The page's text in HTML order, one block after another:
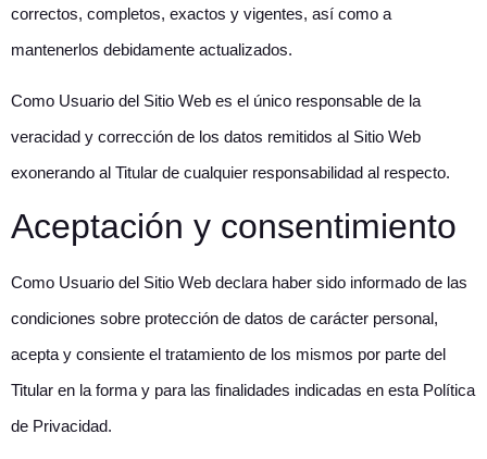
correctos, completos, exactos y vigentes, así como a
mantenerlos debidamente actualizados.
Como Usuario del Sitio Web es el único responsable de la
veracidad y corrección de los datos remitidos al Sitio Web
exonerando al Titular de cualquier responsabilidad al respecto.
Aceptación y consentimiento
Como Usuario del Sitio Web declara haber sido informado de las
condiciones sobre protección de datos de carácter personal,
acepta y consiente el tratamiento de los mismos por parte del
Titular en la forma y para las finalidades indicadas en esta Política
de Privacidad.